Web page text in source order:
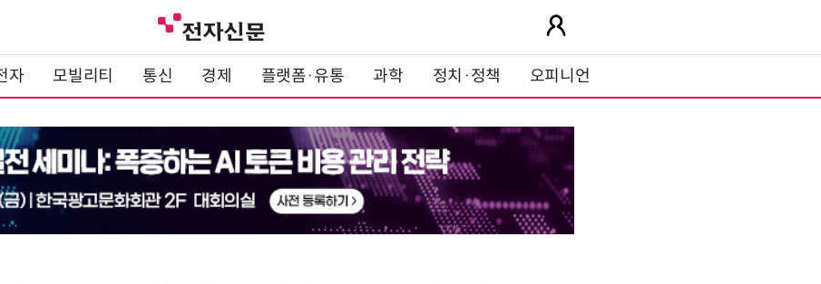
자 모빌리티 통신 경제 플랫폼·유통 과학 정치·정책 오피니언